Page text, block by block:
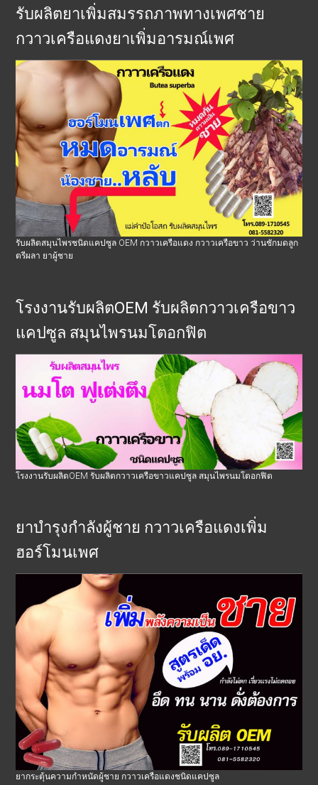
รับผลิตยาเพิ่มสมรรถภาพทางเพศชาย
กวาวเครือแดงยาเพิ่มอารมณ์เพศ
รับผลิตสมุนไพรชนิดแคปซูล OEM กวาวเครือแดง กวาวเครือขาว ว่านชักมดลูก
ตรีผลา ยาผู้ชาย
โรงงานรับผลิตOEM รับผลิตกวาวเครือขาว
แคปซูล สมุนไพรนมโตอกฟิต
โรงงานรับผลิตOEM รับผลิตกวาวเครือขาวแคปซูล สมุนไพรนมโตอกฟิต
ยาบำรุงกำลังผู้ชาย กวาวเครือแดงเพิ่ม
ฮอร์โมนเพศ
ยากระตุ้นความกำหนัดผู้ชาย กวาวเครือแดงชนิดแคปซูล